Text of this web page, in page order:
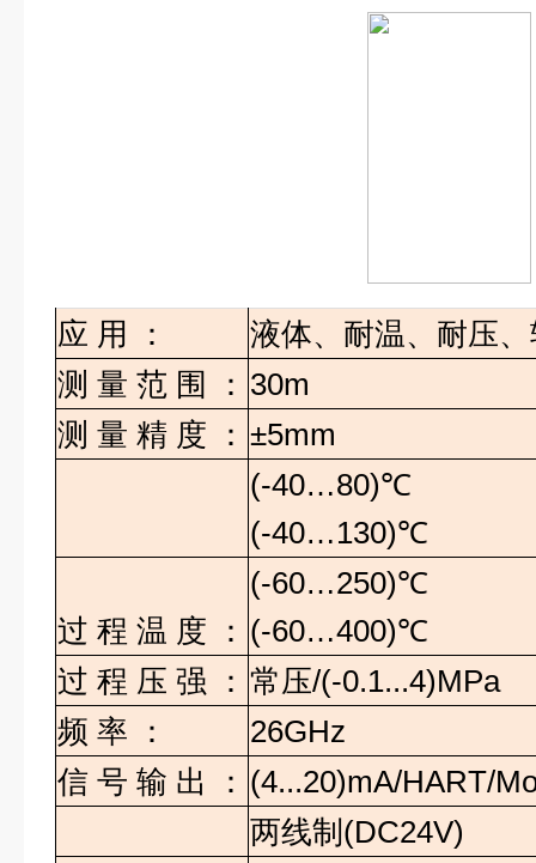
应 用 ：
液体、耐温、耐压
测 量 范 围 ： 30m
测 量 精 度 ： ±5mm
(-40…80)℃
(-40…130)℃
过 程 温 度 ：
(-60…250)℃
(-60…400)℃
过 程 压 强 ： 常压/(-0.1...4)MPa
频 率 ：
26GHz
信 号 输 出 ： (4...20)mA/HART/
两线制 (DC24V)